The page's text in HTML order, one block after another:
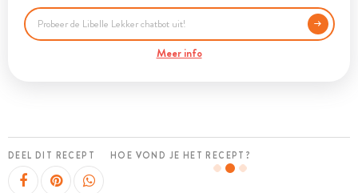
Meer info
DEEL DIT RECEPT HOE VOND JE HET RECEPT?